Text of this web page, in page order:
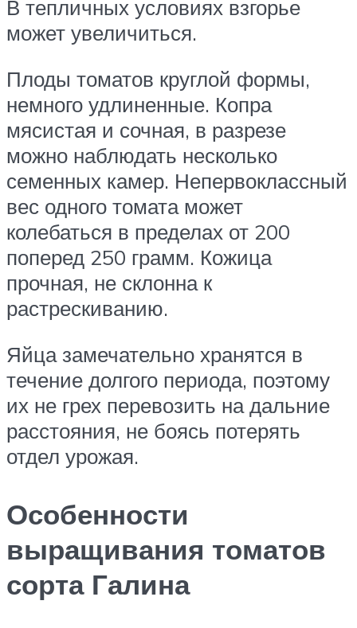
В тепличных условиях взгорье
может увеличиться.
Плоды томатов круглой формы,
немного удлиненные. Копра
мясистая и сочная, в разрезе
можно наблюдать несколько
семенных камер. Непервоклассный
вес одного томата может
колебаться в пределах от 200
поперед 250 грамм. Кожица
прочная, не склонна к
растрескиванию.
Яйца замечательно хранятся в
течение долгого периода, поэтому
их не грех перевозить на дальние
расстояния, не боясь потерять
отдел урожая.
Особенности
выращивания томатов
сорта Галина